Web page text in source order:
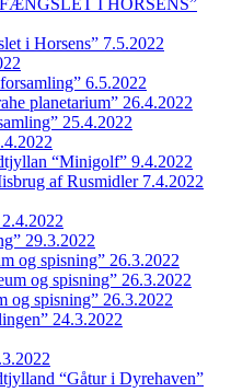
i Horsens” 7.5.2022
6.5.2022
planetarium” 26.4.2022
25.4.2022
“Minigolf” 9.4.2022
af Rusmidler 7.4.2022
29.3.2022
og spisning” 26.3.2022
og spisning” 26.3.2022
og spisning” 26.3.2022
24.3.2022
“Gåtur i Dyrehaven”